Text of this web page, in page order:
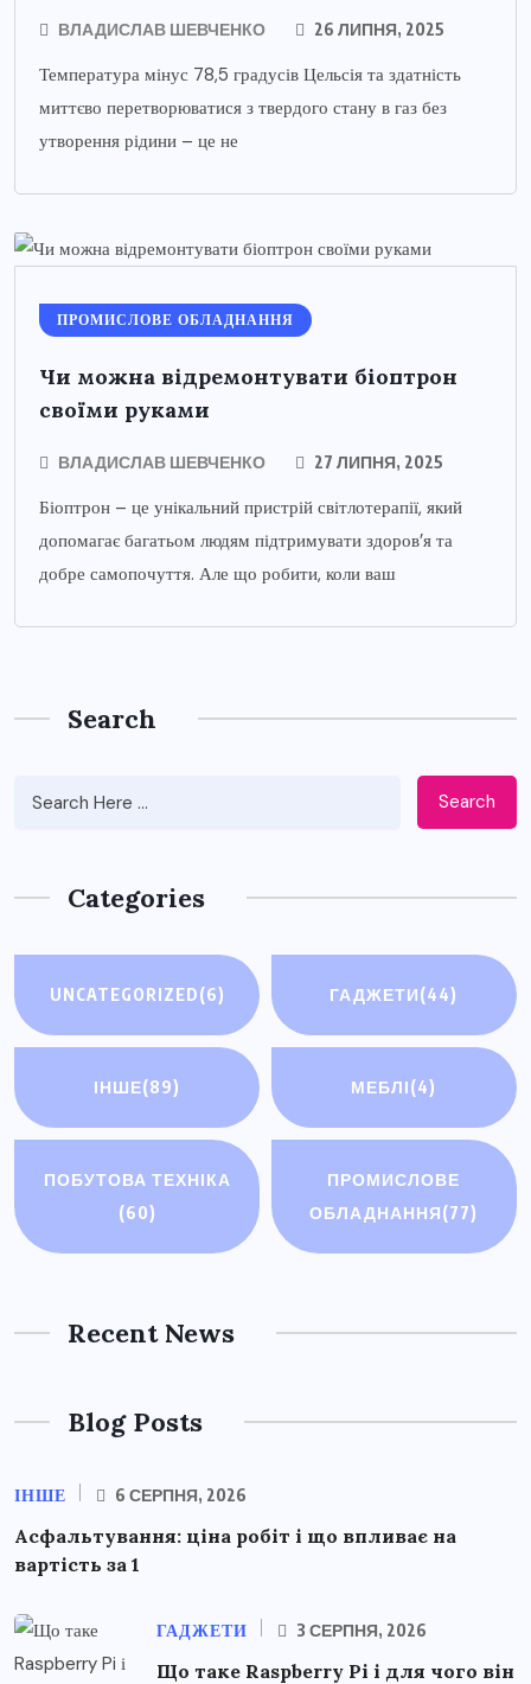
ВЛАДИСЛАВ ШЕВЧЕНКО 26 ЛИПНЯ, 2025
Температура мінус 78,5 градусів Цельсія та здатність
миттєво перетворюватися з твердого стану в газ без
утворення рідини – це не
ПРОМИСЛОВЕ ОБЛАДНАННЯ
Чи можна відремонтувати біоптрон
своїми руками
ВЛАДИСЛАВ ШЕВЧЕНКО 27 ЛИПНЯ, 2025
Біоптрон – це унікальний пристрій світлотерапії, який
допомагає багатьом людям підтримувати здоров’я та
добре самопочуття. Але що робити, коли ваш
Search
Search
Categories
UNCATEGORIZED(6) ГАДЖЕТИ(44)
ІНШЕ(89) МЕБЛІ(4)
ПОБУТОВА ТЕХНІКА
(60)
ПРОМИСЛОВЕ
ОБЛАДНАННЯ(77)
Recent News
Blog Posts
ІНШЕ 6 СЕРПНЯ, 2026
Асфальтування: ціна робіт і що впливає на
вартість за 1
ГАДЖЕТИ 3 СЕРПНЯ, 2026
Що таке Raspberry Pi і для чого він